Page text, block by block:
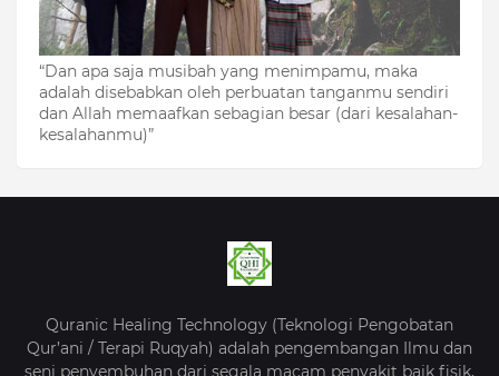
“Dan apa saja musibah yang menimpamu, maka
adalah disebabkan oleh perbuatan tanganmu sendiri
dan Allah memaafkan sebagian besar (dari kesalahan-
kesalahanmu)”
Quranic Healing Technology (Teknologi Pengobatan
Qur’ani / Terapi Ruqyah) adalah pengembangan Ilmu dan
seni penyembuhan dari segala macam penyakit baik fisik,